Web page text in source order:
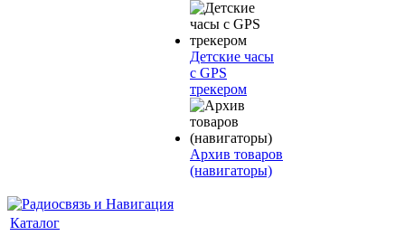
Детские часы
с GPS
трекером
Архив товаров
(навигаторы)
Каталог